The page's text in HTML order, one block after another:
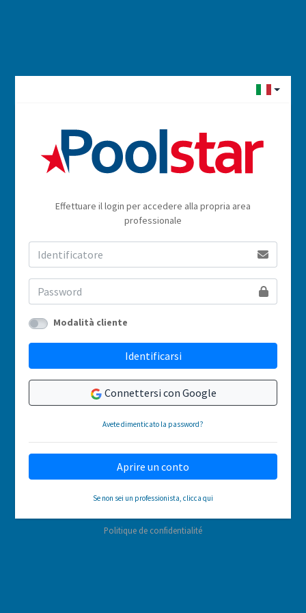
Effettuare il login per accedere alla propria area
professionale
Modalità cliente
Identificarsi
Connettersi con Google
Avete dimenticato la password?
Aprire un conto
Se non sei un professionista, clicca qui
Politique de confidentialité